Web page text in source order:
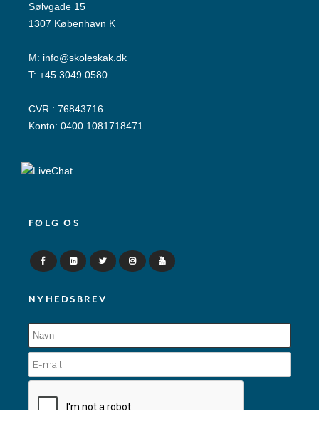
Sølvgade 15
1307 København K
M: info@skoleskak.dk
T: +45 3049 0580
CVR.: 76843716
Konto: 0400 1081718471
FØLG OS
NYHEDSBREV